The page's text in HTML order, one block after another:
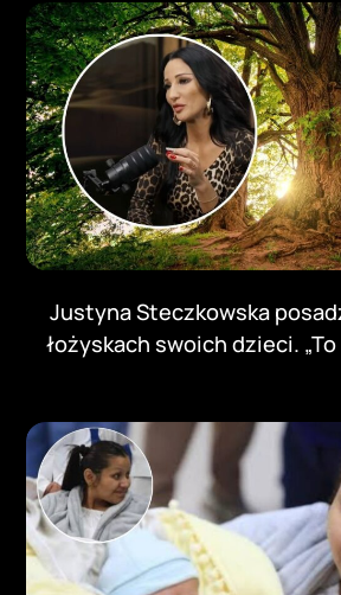
Justyna Steczkowska
łożyskach swoich dzieci.